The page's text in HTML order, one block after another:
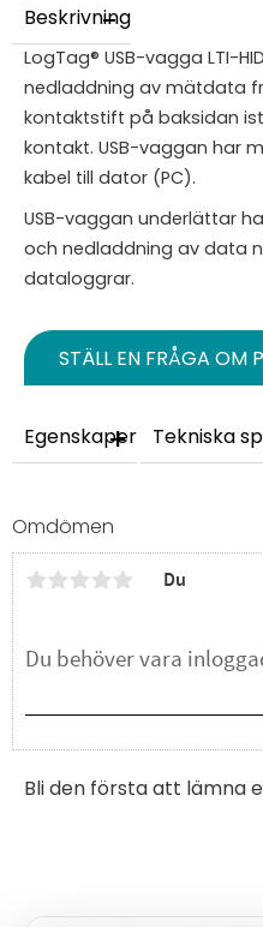
Beskrivning
LogTag® USB-vagga LTI-
nedladdning av mätdata
kontaktstift på baksidan
kontakt. USB-vaggan har
kabel till dator (PC).
USB-vaggan underlättar
och nedladdning av data
dataloggrar.
STÄLL EN FRÅGA OM
Egenskaper Tekniska
Omdömen
Du
Bli den första att lämna